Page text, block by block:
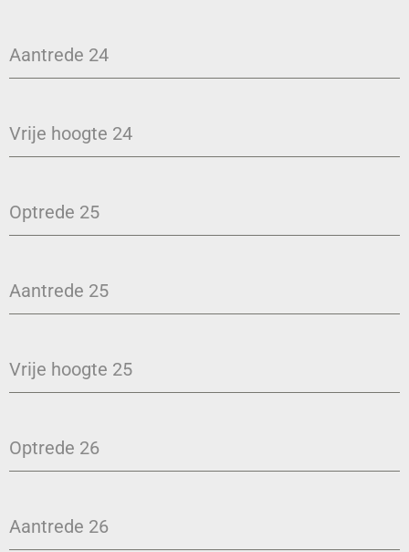
Aantrede 24
Vrije hoogte 24
Optrede 25
Aantrede 25
Vrije hoogte 25
Optrede 26
Aantrede 26